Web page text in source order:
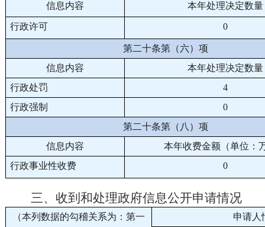
信息内容
本年处理决定数量
行政许可 0
第二十条第（六）项
信息内容
本年处理决定数量
行政处罚
4
行政强制
0
第二十条第（八）项
信息内容
本年收费金额（单位：
行政事业性收费
0
三、收到和处理政府信息公开申请情况
（本列数据的勾稽关系为：第一
申请人